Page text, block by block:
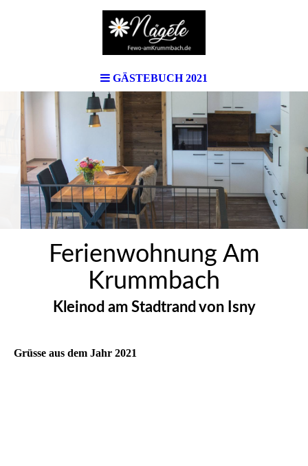
GÄSTEBUCH 2021
Ferienwohnung Am
Krummbach
Kleinod am Stadtrand von Isny
Grüsse aus dem Jahr 2021